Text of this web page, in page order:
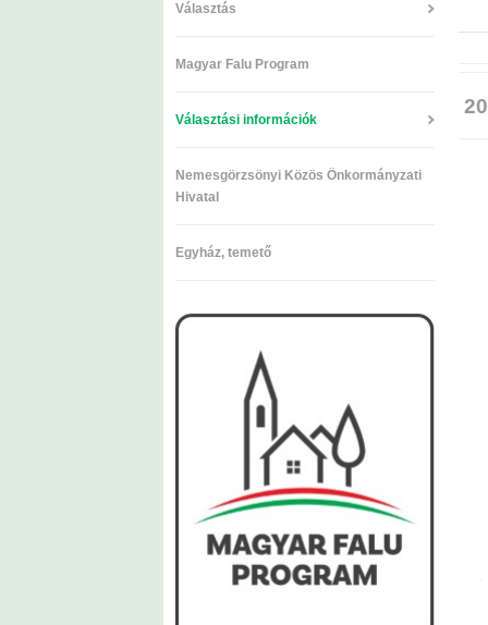
Választás
Magyar Falu Program
Választási információk
Nemesgörzsönyi Közös Önkormányzati
Hivatal
Egyház, temető